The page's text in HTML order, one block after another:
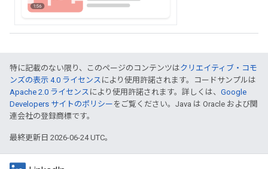
特に記載のない限り、このページのコンテンツはクリエイティブ・コモ
ンズの表示 4.0 ライセンス により使用許諾されます。コードサンプルは
Apache 2.0 ライセンス により使用許諾されます。詳しくは、 Google
Developers サイトのポリシー をご覧ください。Java は Oracle および関
連会社の登録商標です。
最終更新日 2026-06-24 UTC。